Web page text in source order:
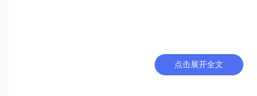
点击展开全文